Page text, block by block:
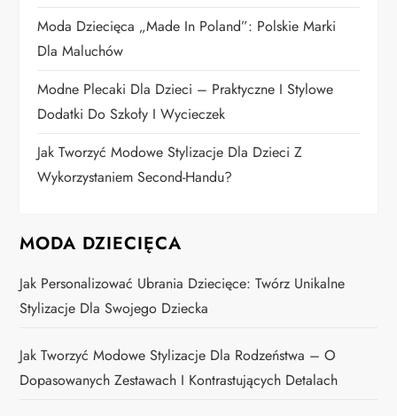
w
p
i
s
ó
w
Moda Dziecięca „Made In Poland”: Polskie Marki
Dla Maluchów
Modne Plecaki Dla Dzieci – Praktyczne I Stylowe
Dodatki Do Szkoły I Wycieczek
Jak Tworzyć Modowe Stylizacje Dla Dzieci Z
Wykorzystaniem Second-Handu?
MODA DZIECIĘCA
Jak Personalizować Ubrania Dziecięce: Twórz Unikalne
Stylizacje Dla Swojego Dziecka
Jak Tworzyć Modowe Stylizacje Dla Rodzeństwa – O
Dopasowanych Zestawach I Kontrastujących Detalach